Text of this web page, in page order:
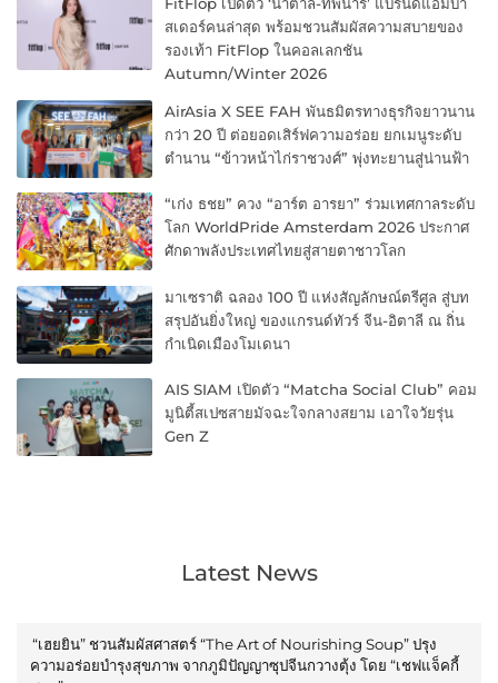
สเดอร์คนล่าสุด พร้อมชวนสัมผัสความสบายของ
รองเท้า FitFlop ในคอลเลกชัน
Autumn/Winter 2026
AirAsia X SEE FAH พันธมิตรทางธุรกิจยาวนาน
กว่า 20 ปี ต่อยอดเสิร์ฟความอร่อย ยกเมนูระดับ
ตำนาน “ข้าวหน้าไก่ราชวงศ์” พุ่งทะยานสู่น่านฟ้า
“เก่ง ธชย” ควง “อาร์ต อารยา” ร่วมเทศกาลระดับ
โลก WorldPride Amsterdam 2026 ประกาศ
ศักดาพลังประเทศไทยสู่สายตาชาวโลก
มาเซราติ ฉลอง 100 ปี แห่งสัญลักษณ์ตรีศูล สู่บท
สรุปอันยิ่งใหญ่ ของแกรนด์ทัวร์ จีน-อิตาลี ณ ถิ่น
กำเนิดเมืองโมเดนา
AIS SIAM เปิดตัว “Matcha Social Club” คอม
มูนิตี้สเปซสายมัจฉะใจกลางสยาม เอาใจวัยรุ่น
Gen Z
Latest News
“เฮยยิน” ชวนสัมผัสศาสตร์ “The Art of Nourishing Soup” ปรุง
ความอร่อยบำรุงสุขภาพ จากภูมิปัญญาซุปจีนกวางตุ้ง โดย “เชฟแจ็คกี้